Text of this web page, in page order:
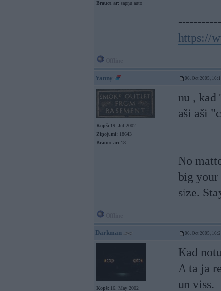
Braucu ar: sapņu auto
https://
Yanny 06. Oct 2005,
Kopš: 19. Jul 2002
Ziņojumi: 18643
Braucu ar: 18
nu , kad
aši aši
No
big your
size.
Darkman 06. Oct 2005,
Kopš: 16. May 2002
Kad
A ta ja
un viss.